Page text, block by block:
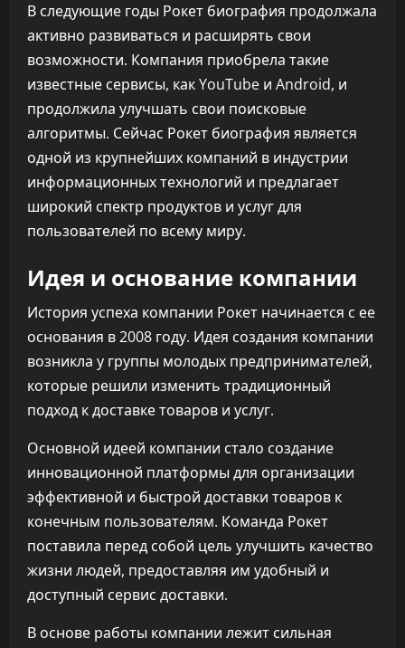
В следующие годы Рокет биография продолжала
активно развиваться и расширять свои
возможности. Компания приобрела такие
известные сервисы, как YouTube и Android, и
продолжила улучшать свои поисковые
алгоритмы. Сейчас Рокет биография является
одной из крупнейших компаний в индустрии
информационных технологий и предлагает
широкий спектр продуктов и услуг для
пользователей по всему миру.
Идея и основание компании
История успеха компании Рокет начинается с ее
основания в 2008 году. Идея создания компании
возникла у группы молодых предпринимателей,
которые решили изменить традиционный
подход к доставке товаров и услуг.
Основной идеей компании стало создание
инновационной платформы для организации
эффективной и быстрой доставки товаров к
конечным пользователям. Команда Рокет
поставила перед собой цель улучшить качество
жизни людей, предоставляя им удобный и
доступный сервис доставки.
В основе работы компании лежит сильная